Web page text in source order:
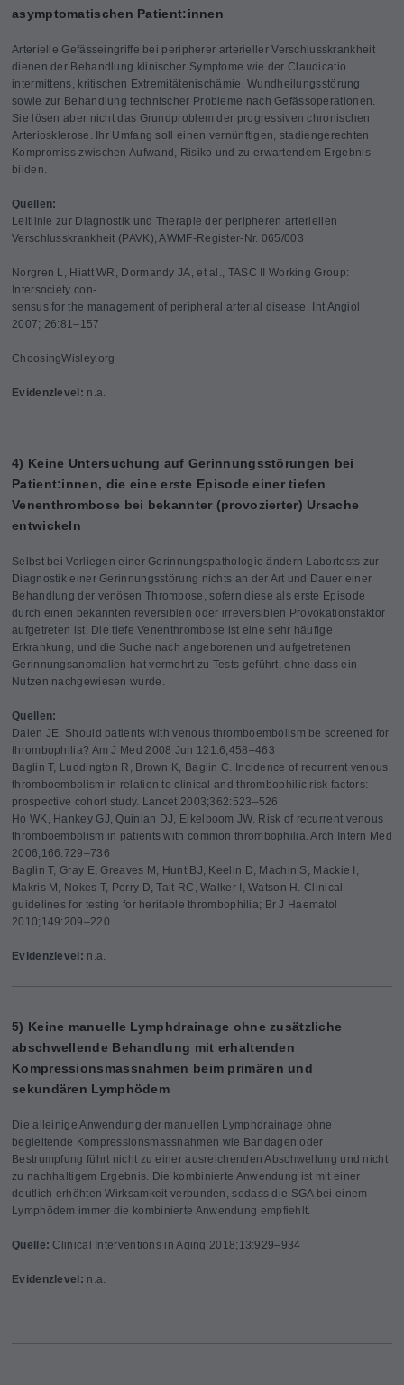
asymptomatischen Patient:innen
Arterielle Gefässeingriffe bei peripherer arterieller Verschlusskrankheit
dienen der Behandlung klinischer Symptome wie der Claudicatio
intermittens, kritischen Extremitätenischämie, Wundheilungsstörung
sowie zur Behandlung technischer Probleme nach Gefässoperationen.
Sie lösen aber nicht das Grundproblem der progressiven chronischen
Arteriosklerose. Ihr Umfang soll einen vernünftigen, stadiengerechten
Kompromiss zwischen Aufwand, Risiko und zu erwartendem Ergebnis
bilden.
Quellen:
Leitlinie zur Diagnostik und Therapie der peripheren arteriellen
Verschlusskrankheit (PAVK), AWMF-Register-Nr. 065/003
Norgren L, Hiatt WR, Dormandy JA, et al., TASC II Working Group:
Intersociety con-
sensus for the management of peripheral arterial disease. Int Angiol
2007; 26:81–157
ChoosingWisley.org
Evidenzlevel: n.a.
4) Keine Untersuchung auf Gerinnungsstörungen bei
Patient:innen, die eine erste Episode einer tiefen
Venenthrombose bei bekannter (provozierter) Ursache
entwickeln
Selbst bei Vorliegen einer Gerinnungspathologie ändern Labortests zur
Diagnostik einer Gerinnungsstörung nichts an der Art und Dauer einer
Behandlung der venösen Thrombose, sofern diese als erste Episode
durch einen bekannten reversiblen oder irreversiblen Provokationsfaktor
aufgetreten ist. Die tiefe Venenthrombose ist eine sehr häufige
Erkrankung, und die Suche nach angeborenen und aufgetretenen
Gerinnungsanomalien hat vermehrt zu Tests geführt, ohne dass ein
Nutzen nachgewiesen wurde.
Quellen:
Dalen JE. Should patients with venous thromboembolism be screened for
thrombophilia? Am J Med 2008 Jun 121:6;458–463
Baglin T, Luddington R, Brown K, Baglin C. Incidence of recurrent venous
thromboembolism in relation to clinical and thrombophilic risk factors:
prospective cohort study. Lancet 2003;362:523–526
Ho WK, Hankey GJ, Quinlan DJ, Eikelboom JW. Risk of recurrent venous
thromboembolism in patients with common thrombophilia. Arch Intern Med
2006;166:729–736
Baglin T, Gray E, Greaves M, Hunt BJ, Keelin D, Machin S, Mackie I,
Makris M, Nokes T, Perry D, Tait RC, Walker I, Watson H. Clinical
guidelines for testing for heritable thrombophilia; Br J Haematol
2010;149:209–220
Evidenzlevel: n.a.
5) Keine manuelle Lymphdrainage ohne zusätzliche
abschwellende Behandlung mit erhaltenden
Kompressionsmassnahmen beim primären und
sekundären Lymphödem
Die alleinige Anwendung der manuellen Lymphdrainage ohne
begleitende Kompressionsmassnahmen wie Bandagen oder
Bestrumpfung führt nicht zu einer ausreichenden Abschwellung und nicht
zu nachhaltigem Ergebnis. Die kombinierte Anwendung ist mit einer
deutlich erhöhten Wirksamkeit verbunden, sodass die SGA bei einem
Lymphödem immer die kombinierte Anwendung empfiehlt.
Quelle: Clinical Interventions in Aging 2018;13:929–934
Evidenzlevel: n.a.